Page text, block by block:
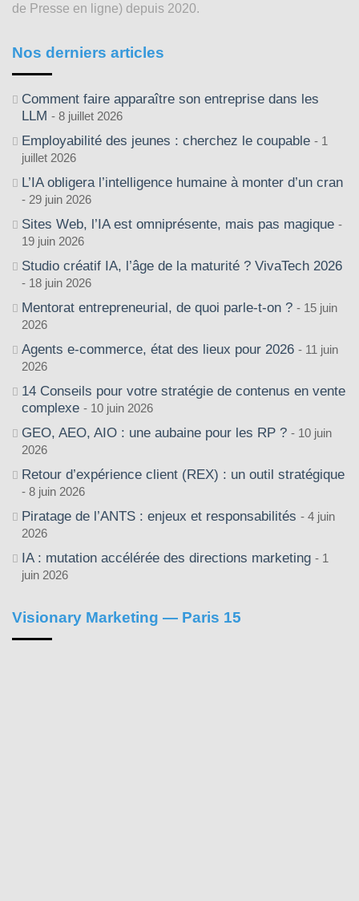
de Presse en ligne) depuis 2020.
Nos derniers articles
Comment faire apparaître son entreprise dans les
LLM
8 juillet 2026
Employabilité des jeunes : cherchez le coupable
1
juillet 2026
L’IA obligera l’intelligence humaine à monter d’un cran
29 juin 2026
Sites Web, l’IA est omniprésente, mais pas magique
19 juin 2026
Studio créatif IA, l’âge de la maturité ? VivaTech 2026
18 juin 2026
Mentorat entrepreneurial, de quoi parle-t-on ?
15 juin
2026
Agents e-commerce, état des lieux pour 2026
11 juin
2026
14 Conseils pour votre stratégie de contenus en vente
complexe
10 juin 2026
GEO, AEO, AIO : une aubaine pour les RP ?
10 juin
2026
Retour d’expérience client (REX) : un outil stratégique
8 juin 2026
Piratage de l’ANTS : enjeux et responsabilités
4 juin
2026
IA : mutation accélérée des directions marketing
1
juin 2026
Visionary Marketing — Paris 15